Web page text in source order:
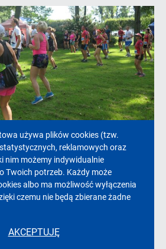
w obiektywie
2020 za nami.
raz w
fotograficznego.
używa plików cookies (tzw.
reklamowych oraz
nim możemy indywidualnie
Twoich potrzeb. Każdy może
albo ma możliwość wyłączenia
czemu nie będą zbierane żadne
AKCEPTUJĘ